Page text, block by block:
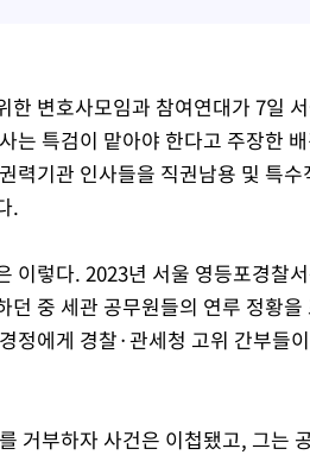
한 변호사모임과 참여연대가 7일
는 특검이 맡아야 한다고 주장한
력기관 인사들을 직권남용 및 특
.
이렇다. 2023년 서울 영등포경찰
던 중 세관 공무원들의 연루 정황
정에게 경찰·관세청 고위 간부들
거부하자 사건은 이첩됐고, 그는